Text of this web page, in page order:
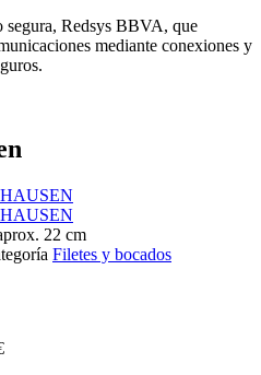
segura, Redsys BBVA, que
mediante conexiones y
22 cm
Filetes y bocados